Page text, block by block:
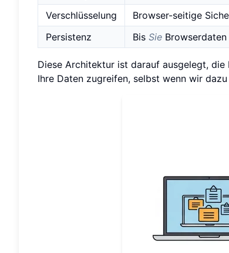
Verschlüsselung
Browser-seitige
Persistenz
Bis Sie
Diese Architektur ist darauf ausgelegt, die
Ihre Daten zugreifen, selbst wenn wir